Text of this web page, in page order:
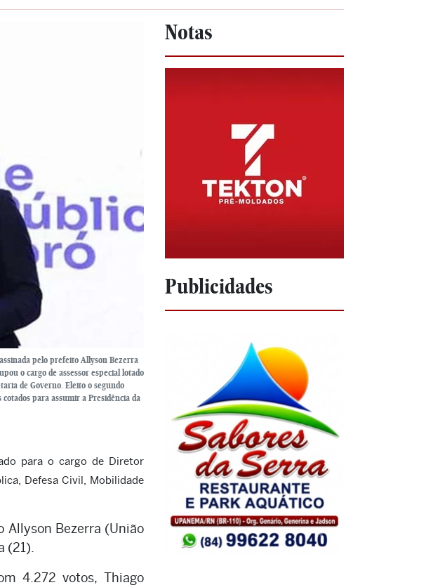
pelo prefeito Allyson Bezerra
o cargo de assessor especial lotado
de Governo. Eleito o segundo
para assumir a Presidência da
para o cargo de Diretor
Defesa Civil, Mobilidade
Allyson Bezerra (União
(21).
4.272 votos, Thiago
Notas
Publicidades